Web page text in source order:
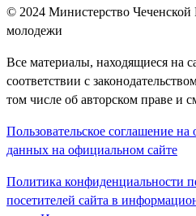
© 2024 Министерство Чеченской
молодежи
Все материалы, находящиеся на
соответствии с
том числе об авторском праве и
Пользовательское соглашение
данных на официальном сайте
Политика конфиденциальности
посетителей сайта в